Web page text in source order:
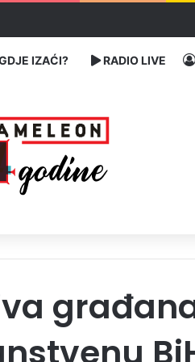
IZAĆI? RADIO LIVE